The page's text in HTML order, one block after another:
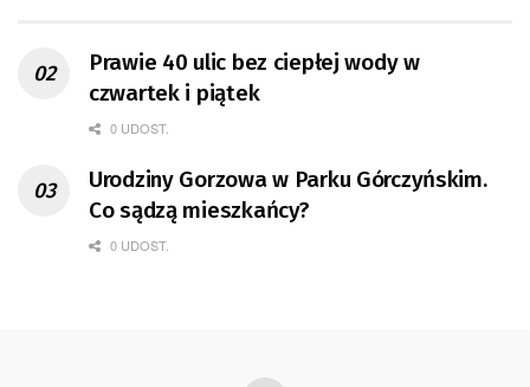
Prawie 40 ulic bez ciepłej wody w
czwartek i piątek
0 UDOST.
Urodziny Gorzowa w Parku Górczyńskim.
Co sądzą mieszkańcy?
0 UDOST.